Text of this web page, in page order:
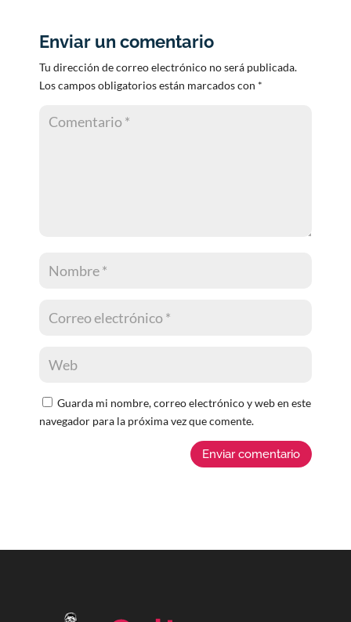
Enviar un comentario
Tu dirección de correo electrónico no será publicada.
Los campos obligatorios están marcados con *
Guarda mi nombre, correo electrónico y web en este
navegador para la próxima vez que comente.
Enviar comentario